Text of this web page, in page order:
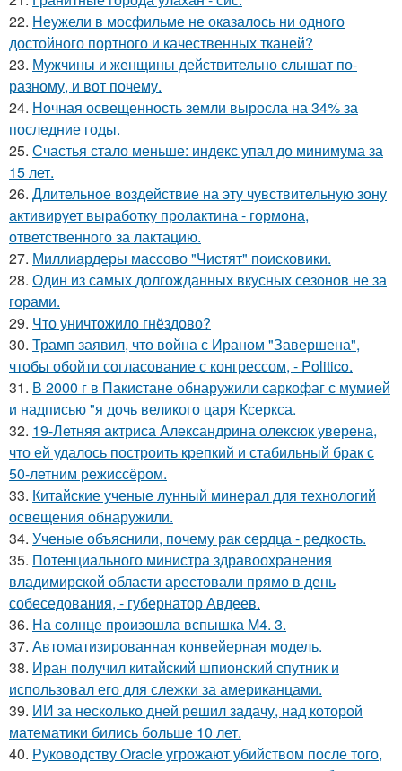
22. Неужели в мосфильме не оказалось ни одного
достойного портного и качественных тканей?
23. Мужчины и женщины действительно слышат по-
разному, и вот почему.
24. Ночная освещенность земли выросла на 34% за
последние годы.
25. Счастья стало меньше: индекс упал до минимума за
15 лет.
26. Длительное воздействие на эту чувствительную зону
активирует выработку пролактина - гормона,
ответственного за лактацию.
27. Миллиардеры массово "Чистят" поисковики.
28. Один из самых долгожданных вкусных сезонов не за
горами.
29. Что уничтожило гнёздово?
30. Трамп заявил, что война с Ираном "Завершена",
чтобы обойти согласование с конгрессом, - Politico.
31. В 2000 г в Пакистане обнаружили саркофаг с мумией
и надписью "я дочь великого царя Ксеркса.
32. 19-Летняя актриса Александрина олексюк уверена,
что ей удалось построить крепкий и стабильный брак с
50-летним режиссёром.
33. Китайские ученые лунный минерал для технологий
освещения обнаружили.
34. Ученые объяснили, почему рак сердца - редкость.
35. Потенциального министра здравоохранения
владимирской области арестовали прямо в день
собеседования, - губернатор Авдеев.
36. На солнце произошла вспышка M4. 3.
37. Автоматизированная конвейерная модель.
38. Иран получил китайский шпионский спутник и
использовал его для слежки за американцами.
39. ИИ за несколько дней решил задачу, над которой
математики бились больше 10 лет.
40. Руководству Oracle угрожают убийством после того,